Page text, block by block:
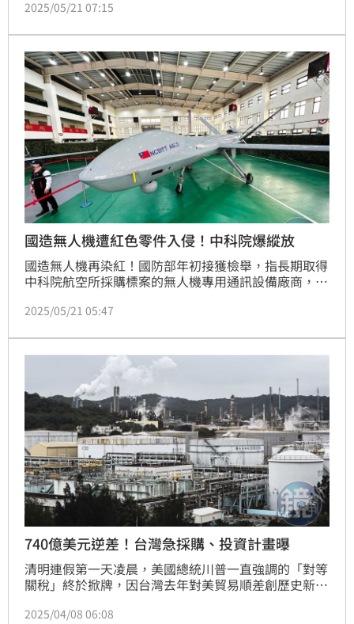
無人機的開發。
2025/05/21 07:15
國造無人機遭紅色零件入侵！中科院爆縱放
國造無人機再染紅！國防部年初接獲檢舉，指長期取得
中科院航空所採購標案的無人機專用通訊設備廠商，雖
但ACE6公司的零件均來自中國，包括騰雲無人機等重
相關採購。
2025/05/21 05:47
740億美元逆差！台灣急採購、投資計畫曝
清明連假第一天凌晨，美國總統川普一直強調的「對等
關稅」終於掀牌，因台灣去年對美貿易順差創歷史新
組件等ICT產業，恐受創最慘；5日起一連2天，總統賴
2025/04/08 06:08